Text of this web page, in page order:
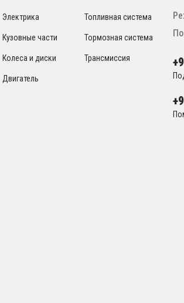
Электрика
Кузовные части
Колеса и диски
Двигатель
Топливная система
Тормозная система
Трансмиссия